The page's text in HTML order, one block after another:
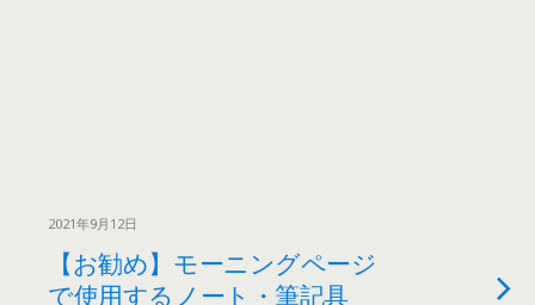
2021年9月12日
【お勧め】モーニングページ
で使用するノート・筆記具